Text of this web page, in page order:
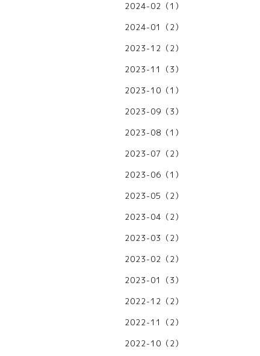
2024-02（1）
2024-01（2）
2023-12（2）
2023-11（3）
2023-10（1）
2023-09（3）
2023-08（1）
2023-07（2）
2023-06（1）
2023-05（2）
2023-04（2）
2023-03（2）
2023-02（2）
2023-01（3）
2022-12（2）
2022-11（2）
2022-10（2）